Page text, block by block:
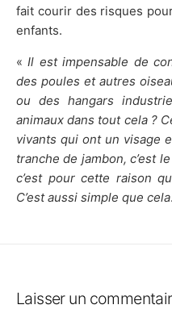
fait courir des risques
enfants.
« Il est impensable de
des poules et autres
ou des hangars
animaux dans tout cela ?
vivants qui ont un visage
tranche de jambon, c’est
c’est pour cette raison
C’est aussi simple que cela
Laisser un